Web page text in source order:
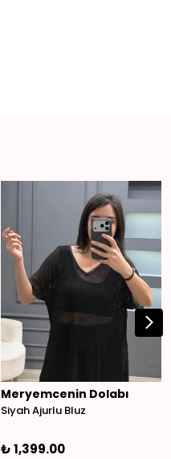
Meryemcenin Dolabı
Siyah Ajurlu Bluz
₺ 1,399.00